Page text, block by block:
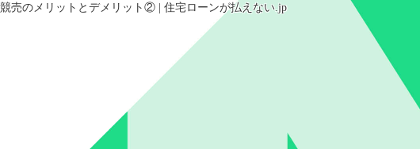
競売のメリットとデメリット② | 住宅ローンが払えない.jp